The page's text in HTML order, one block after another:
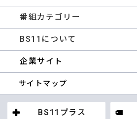
番組カテゴリー
BS11について
企業サイト
サイトマップ
BS11プラス